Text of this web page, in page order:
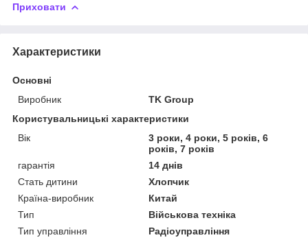
Приховати
Характеристики
Основні
Виробник
TK Group
Користувальницькі характеристики
Вік
3 роки, 4 роки, 5 років, 6
років, 7 років
гарантія
14 днів
Стать дитини
Хлопчик
Країна-виробник
Китай
Тип
Військова техніка
Тип управління
Радіоуправління